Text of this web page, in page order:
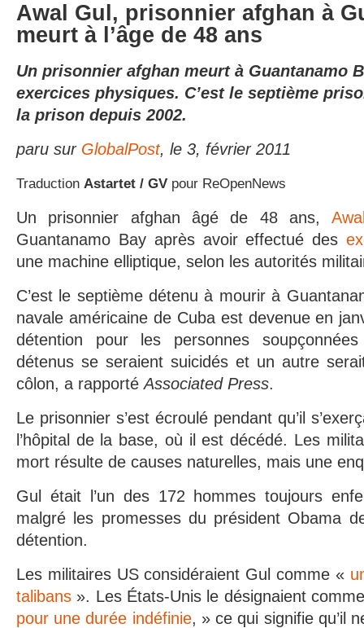
Awal Gul, prisonnier afghan à
meurt à l’âge de 48 ans
Un prisonnier afghan meurt à Guantanamo
exercices physiques. C’est le septième
la prison depuis 2002.
paru sur GlobalPost, le 3, février 2011
Traduction Astartet / GV pour ReOpenNews
Un prisonnier afghan âgé de 48 ans,
Guantanamo Bay après avoir effectué des
une machine elliptique, selon les autorités
C’est le septième détenu à mourir à
navale américaine de Cuba est devenue en
détention pour les personnes
détenus se seraient suicidés et un autre
côlon, a rapportéAssociated Press.
Le prisonnier s’est écroulé pendant qu’il
l’hôpital de la base, où il est décédé. Les
mort résulte de causes naturelles, mais une
Gul était l’un des 172 hommes toujours
malgré les promesses du président Obama
détention.
Les militaires US considéraient Gul comme «
talibans ». Les États-Unis le désignaient
pour une durée indéfinie, » ce qui signifie qu’il